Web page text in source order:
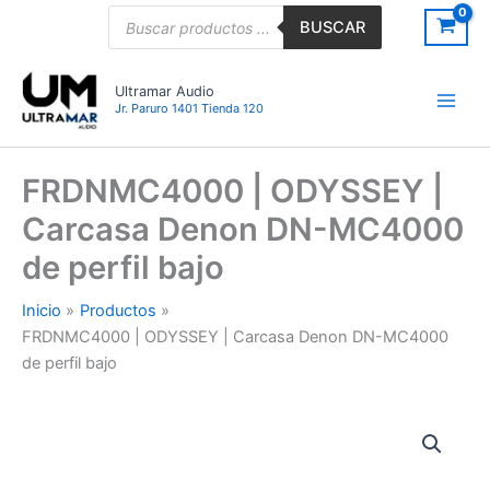
BUSCAR
Ultramar Audio
Jr. Paruro 1401 Tienda 120
FRDNMC4000 | ODYSSEY |
Carcasa Denon DN-MC4000
de perfil bajo
Inicio
Productos
FRDNMC4000 | ODYSSEY | Carcasa Denon DN-MC4000
de perfil bajo